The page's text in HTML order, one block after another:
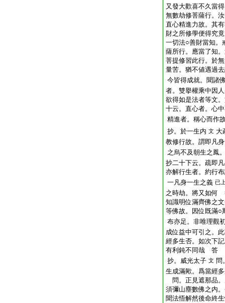
又發大歡喜不久當
無數劫修菩薩行。
直心精進力故。其
財之所修學便得究
一切法○善財當知。
薩所行。應當了知
菩提修習此行。於
量苦。猶不値遇過
今皆得成就。聞諸
者。雙擧權乘中因
欲得如是法者等文
十云。直心者。心
精進者。稱心而作
抄。於一生内 文 大
教修行故。謂即凡
之烏不及朝生之鳳
抄二十下云。疏即
亦解行生者。約行
一凡身一生之義 已
之時劫。將又如何
知識明位滿齊佛之
等佛故。因位既滿○
布亦足。非唯理觀
成位益中可引之。
經多生否。如次下
有利鈍不同哉 答
抄。威光太子 文 問
生成滿歟。爲當經
問。正見遮那品
須彌山塵數佛之内
聞法悟解然後命終